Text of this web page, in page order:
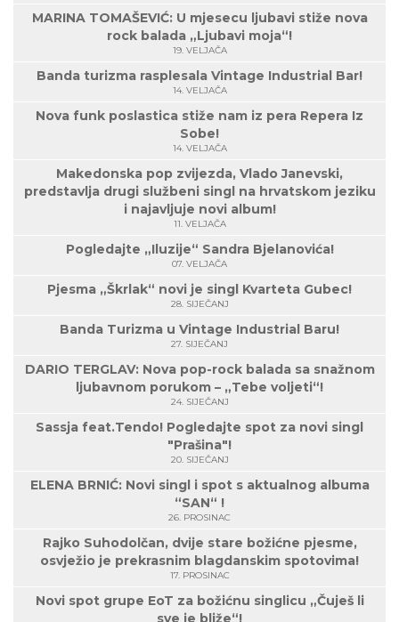
MARINA TOMAŠEVIĆ: U mjesecu ljubavi stiže nova
rock balada „Ljubavi moja“!
19. VELJAČA
Banda turizma rasplesala Vintage Industrial Bar!
14. VELJAČA
Nova funk poslastica stiže nam iz pera Repera Iz
Sobe!
14. VELJAČA
Makedonska pop zvijezda, Vlado Janevski,
predstavlja drugi službeni singl na hrvatskom jeziku
i najavljuje novi album!
11. VELJAČA
Pogledajte „Iluzije“ Sandra Bjelanovića!
07. VELJAČA
Pjesma „Škrlak“ novi je singl Kvarteta Gubec!
28. SIJEČANJ
Banda Turizma u Vintage Industrial Baru!
27. SIJEČANJ
DARIO TERGLAV: Nova pop-rock balada sa snažnom
ljubavnom porukom – „Tebe voljeti“!
24. SIJEČANJ
Sassja feat.Tendo! Pogledajte spot za novi singl
"Prašina"!
20. SIJEČANJ
ELENA BRNIĆ: Novi singl i spot s aktualnog albuma
“SAN“ !
26. PROSINAC
Rajko Suhodolčan, dvije stare božićne pjesme,
osvježio je prekrasnim blagdanskim spotovima!
17. PROSINAC
Novi spot grupe EoT za božićnu singlicu „Čuješ li
sve je bliže“!